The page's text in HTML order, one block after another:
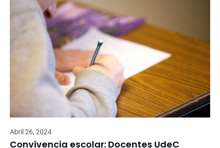
Abril 26, 2024
Convivencia escolar: Docentes UdeC